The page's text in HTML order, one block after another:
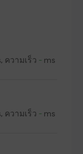
ความเร็ว - ms
ความเร็ว - ms